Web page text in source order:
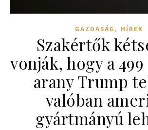
GAZDASÁG , HÍREK
Szakértők
vonják, hogy a
arany Trump
valóban
gyártmányú